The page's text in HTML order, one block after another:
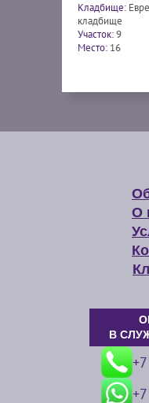
Кладбище:
кладбище
Участок:9
Место: 16
О
В